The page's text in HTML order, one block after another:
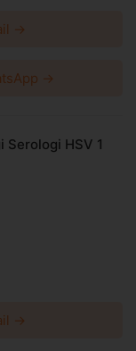
→
→
Serologi HSV 1
→